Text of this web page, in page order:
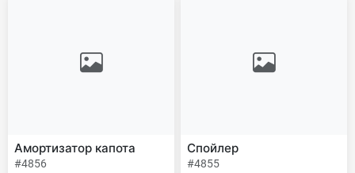
Амортизатор капота
#4856
Спойлер
#4855